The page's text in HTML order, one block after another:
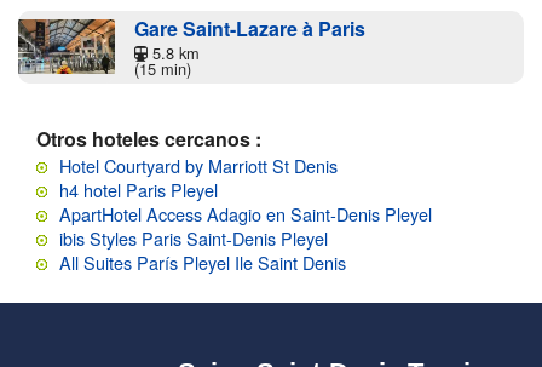
Gare Saint-Lazare à Paris
5.8 km
(15 min)
Otros hoteles cercanos :
Hotel Courtyard by Marriott St Denis
h4 hotel Paris Pleyel
ApartHotel Access Adagio en Saint-Denis Pleyel
ibis Styles Paris Saint-Denis Pleyel
All Suites París Pleyel Ile Saint Denis